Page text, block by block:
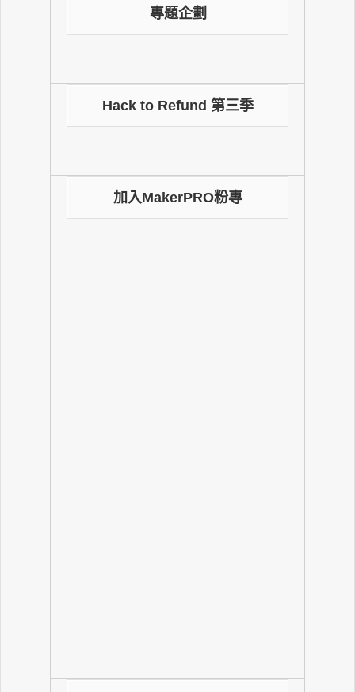
專題企劃
Hack to Refund 第三季
加入MakerPRO粉專